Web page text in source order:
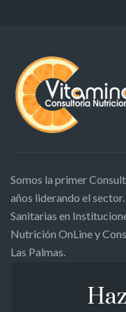
Somos la primer
años liderando el
Sanitarias en
Nutrición OnLine y
Las Palmas.